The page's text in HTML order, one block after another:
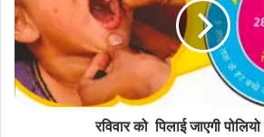
स
श
क्त
प
ह
र
को
पि
ला
रविवार को पिलाई जाएगी